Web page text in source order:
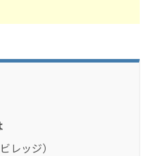
レッジ）